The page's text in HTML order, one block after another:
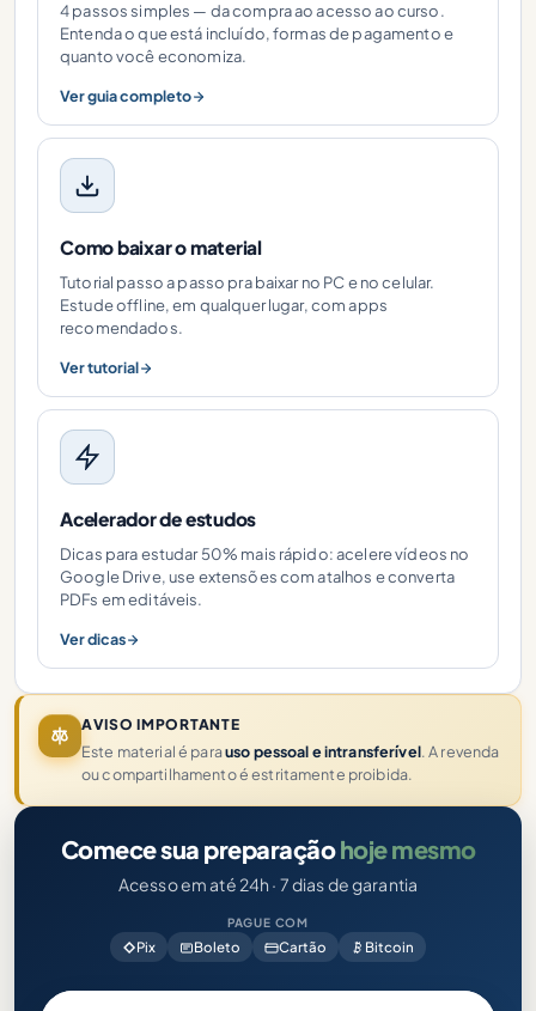
4 passos simples — da compra ao acesso ao curso.
Entenda o que está incluído, formas de pagamento e
quanto você economiza.
Ver guia completo
Como baixar o material
Tutorial passo a passo pra baixar no PC e no celular.
Estude offline, em qualquer lugar, com apps
recomendados.
Ver tutorial
Acelerador de estudos
Dicas para estudar 50% mais rápido: acelere vídeos no
Google Drive, use extensões com atalhos e converta
PDFs em editáveis.
Ver dicas
AVISO IMPORTANTE
Este material é parauso pessoal e intransferível. A revenda
ou compartilhamento é estritamente proibida.
Comece sua preparaçãohoje mesmo
Acesso em até 24h · 7 dias de garantia
PAGUE COM
Pix Boleto Cartão Bitcoin